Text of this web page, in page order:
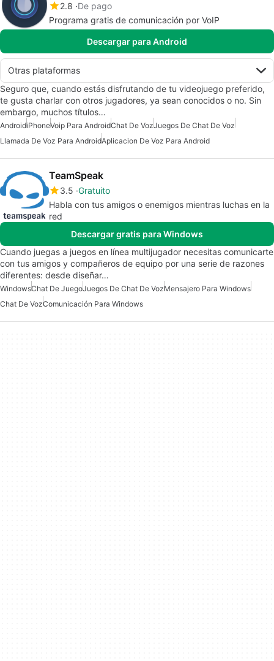
2.8 De pago
Programa gratis de comunicación por VoIP
Descargar para Android
Otras plataformas
Seguro que, cuando estás disfrutando de tu videojuego preferido,
te gusta charlar con otros jugadores, ya sean conocidos o no. Sin
embargo, muchos títulos…
AndroidiPhoneVoip Para AndroidChat De VozJuegos De Chat De Voz
Llamada De Voz Para AndroidAplicacion De Voz Para Android
TeamSpeak
3.5 Gratuito
Habla con tus amigos o enemigos mientras luchas en la
red
Descargar gratis para Windows
Cuando juegas a juegos en línea multijugador necesitas comunicarte
con tus amigos y compañeros de equipo por una serie de razones
diferentes: desde diseñar…
WindowsChat De JuegoJuegos De Chat De VozMensajero Para Windows
Chat De VozComunicación Para Windows